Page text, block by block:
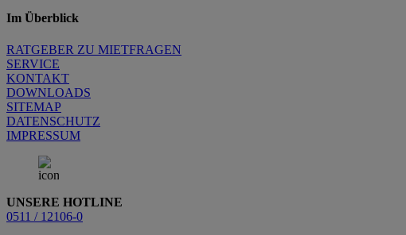
Im Überblick
RATGEBER ZU MIETFRAGEN
SERVICE
KONTAKT
DOWNLOADS
SITEMAP
DATENSCHUTZ
IMPRESSUM
UNSERE HOTLINE
0511 / 12106-0